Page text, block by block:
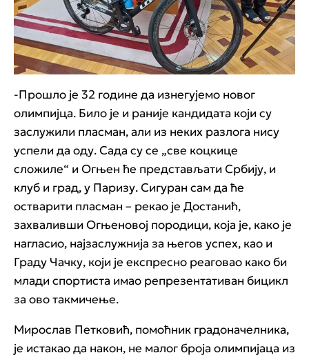
-Прошло је 32 године да изнегујемо новог
олимпијца. Било је и раније кандидата који су
заслужили пласман, али из неких разлога нису
успели да оду. Сада су се „све коцкице
сложиле“ и Огњен ће представљати Србију, и
клуб и град, у Паризу. Сигуран сам да ће
остварити пласман – рекао је Достанић,
захваливши Огњеновој породици, која је, како је
нагласио, најзаслужнија за његов успех, као и
Граду Чачку, који је експресно реаговао како би
млади спортиста имао репрезентативан бицикл
за ово такмичење.
Мирослав Петковић, помоћник градоначелника,
је истакао да након, не малог броја олимпијаца из